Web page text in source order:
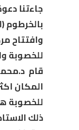
جاءتنا
بالخرطوم
وافتتاح
للخصوبة
قام
المكان
للخصوبة
ذلك